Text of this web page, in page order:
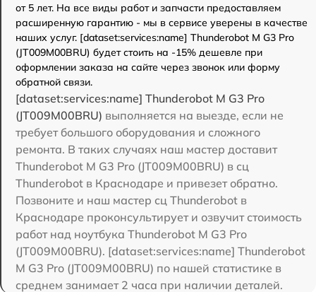
от 5 лет. На все виды работ и запчасти предоставляем
расширенную гарантию - мы в сервисе уверены в качестве
наших услуг. [dataset:services:name] Thunderobot M G3 Pro
(JT009M00BRU) будет стоить на -15% дешевле при
оформлении заказа на сайте через звонок или форму
обратной связи.
[dataset:services:name] Thunderobot M G3 Pro
(JT009M00BRU) выполняется на выезде, если не
требует большого оборудования и сложного
ремонта. В таких случаях наш мастер доставит
Thunderobot M G3 Pro (JT009M00BRU) в сц
Thunderobot в Краснодаре и привезет обратно.
Позвоните и наш мастер сц Thunderobot в
Краснодаре проконсультирует и озвучит стоимость
работ над ноутбука Thunderobot M G3 Pro
(JT009M00BRU). [dataset:services:name] Thunderobot
M G3 Pro (JT009M00BRU) по нашей статистике в
среднем занимает 2 часа при наличии деталей.